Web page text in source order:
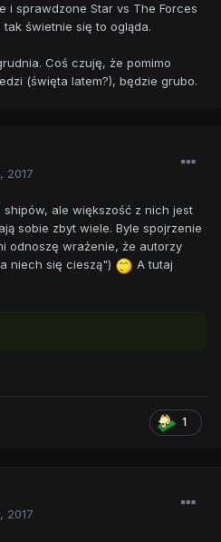
i sprawdzone Star vs The Forces
świetnie się to ogląda.
Coś czuję, że pomimo
(święta latem?), będzie grubo.
2017
ale większość z nich jest
sobie zbyt wiele. Byle spojrzenie
odnoszę wrażenie, że autorzy
niech się cieszą")
A tutaj
1
2017